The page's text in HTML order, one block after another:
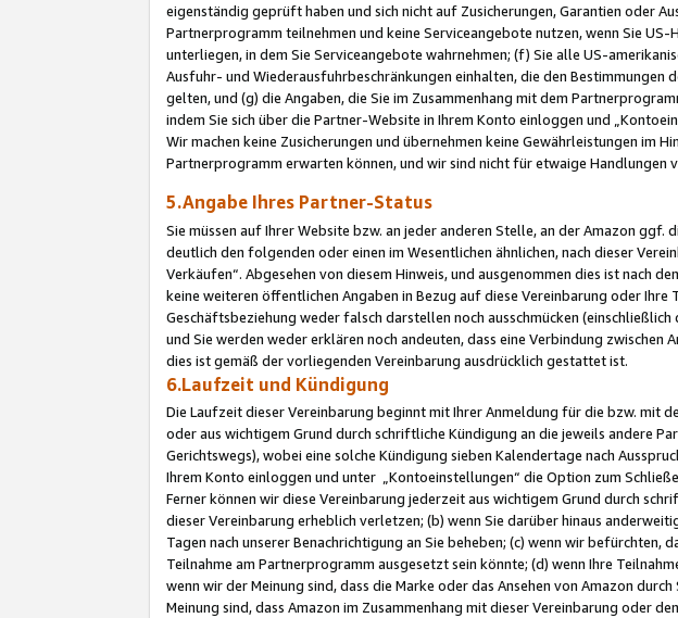
eigenständig geprüft haben und sich nicht auf Zusicherungen, Garantien oder
Partnerprogramm teilnehmen und keine Serviceangebote nutzen, wenn Sie
unterliegen, in dem Sie Serviceangebote wahrnehmen; (f) Sie alle US-
Ausfuhr- und Wiederausfuhrbeschränkungen einhalten, die den
gelten, und (g) die Angaben, die Sie im Zusammenhang mit dem
indem Sie sich über die Partner-Website in Ihrem Konto einloggen und
Wir machen keine Zusicherungen und übernehmen keine Gewährleistungen im
Partnerprogramm erwarten können, und wir sind nicht für etwaige
5.Angabe Ihres Partner-Status
Sie müssen auf Ihrer Website bzw. an jeder anderen Stelle, an der Amazon
deutlich den folgenden oder einen im Wesentlichen ähnlichen, nach dieser
Verkäufen“. Abgesehen von diesem Hinweis, und ausgenommen dies ist nach
keine weiteren öffentlichen Angaben in Bezug auf diese Vereinbarung oder
Geschäftsbeziehung weder falsch darstellen noch ausschmücken
und Sie werden weder erklären noch andeuten, dass eine Verbindung zwischen
dies ist gemäß der vorliegenden Vereinbarung ausdrücklich gestattet ist.
6.Laufzeit und Kündigung
Die Laufzeit dieser Vereinbarung beginnt mit Ihrer Anmeldung für die bzw. mit
oder aus wichtigem Grund durch schriftliche Kündigung an die jeweils andere
Gerichtswegs), wobei eine solche Kündigung sieben Kalendertage nach
Ihrem Konto einloggen und unter „Kontoeinstellungen“ die Option zum
Ferner können wir diese Vereinbarung jederzeit aus wichtigem Grund durch
dieser Vereinbarung erheblich verletzen; (b) wenn Sie darüber hinaus
Tagen nach unserer Benachrichtigung an Sie beheben; (c) wenn wir
Teilnahme am Partnerprogramm ausgesetzt sein könnte; (d) wenn Ihre
wenn wir der Meinung sind, dass die Marke oder das Ansehen von Amazon
Meinung sind, dass Amazon im Zusammenhang mit dieser Vereinbarung oder